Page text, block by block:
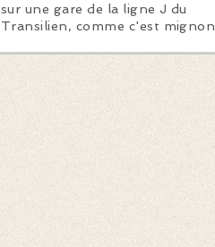
sur une gare de la ligne J du
Transilien, comme c'est mignon.